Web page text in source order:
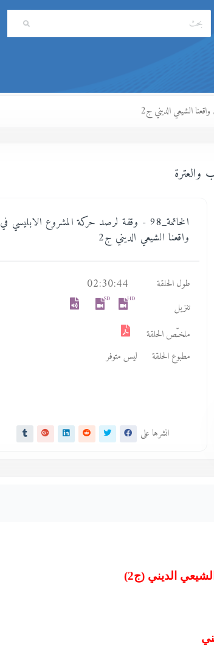
والعترة
الخاتمة_98 - وقفة لرصد حركة المشروع الابليسي في
واقعنا الشيعي الديني ج2
طول الحلقة 02:30:44
تنزيل
HD
SD
ملخـّص الحلقة
مطبوع الحلقة
ليس متوفر
انشرها على
الديني (ج2)